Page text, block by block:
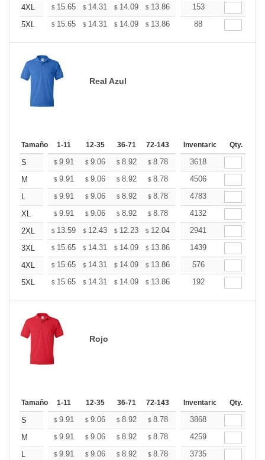
4XL
$ 15.65 $ 14.31 $ 14.09 $ 13.86 13.64
153
5XL
$ 15.65 $ 14.31 $ 14.09 $ 13.86 13.64
88
Real Azul
Tamaño 1-11 12-35 36-71 72-143 144-287 288 +
Inventario Qty.
S $ 9.91 $ 9.06 $ 8.92 $ 8.78 8.64
3618
M
$ 9.91 $ 9.06 $ 8.92 $ 8.78 8.64
4506
L
$ 9.91 $ 9.06 $ 8.92 $ 8.78 8.64
4783
XL
$ 9.91 $ 9.06 $ 8.92 $ 8.78 8.64
4132
2XL
$ 13.59 $ 12.43 $ 12.23 $ 12.04 11.85
2941
3XL
$ 15.65 $ 14.31 $ 14.09 $ 13.86 13.64
1439
4XL
$ 15.65 $ 14.31 $ 14.09 $ 13.86 13.64
576
5XL
$ 15.65 $ 14.31 $ 14.09 $ 13.86 13.64
192
Rojo
Tamaño 1-11 12-35 36-71 72-143 144-287 288 +
Inventario Qty.
S $ 9.91 $ 9.06 $ 8.92 $ 8.78 8.64
3868
M
$ 9.91 $ 9.06 $ 8.92 $ 8.78 8.64
4259
L
$ 9.91 $ 9.06 $ 8.92 $ 8.78 8.64
3735